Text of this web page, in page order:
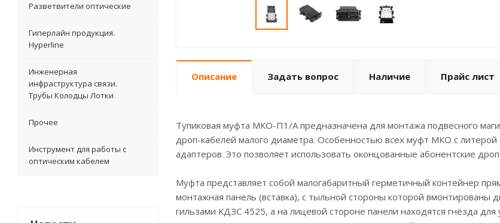
Описание Задать вопрос Наличие Прайс лист
Тупиковая муфта МКО-П1/А предназначена для монтажа подвесного
дроп-кабелей малого диаметра. Особенностью всех муфт МКО с литерой
адаптеров. Это позволяет использовать оконцованные абонентские
Муфта представляет собой малогабаритный герметичный контейнер
монтажная панель (вставка), с тыльной стороны которой
гильзами КДЗС 4525, а на лицевой стороне панели находятся гнёзда
Разветвители оптические
Гиперлайн продукция.
Hyperline
Инженерная
инфраструктура связи.
Трубы Колодцы Лотки
Прочее
Инструмент для работы с
оптическим кабелем